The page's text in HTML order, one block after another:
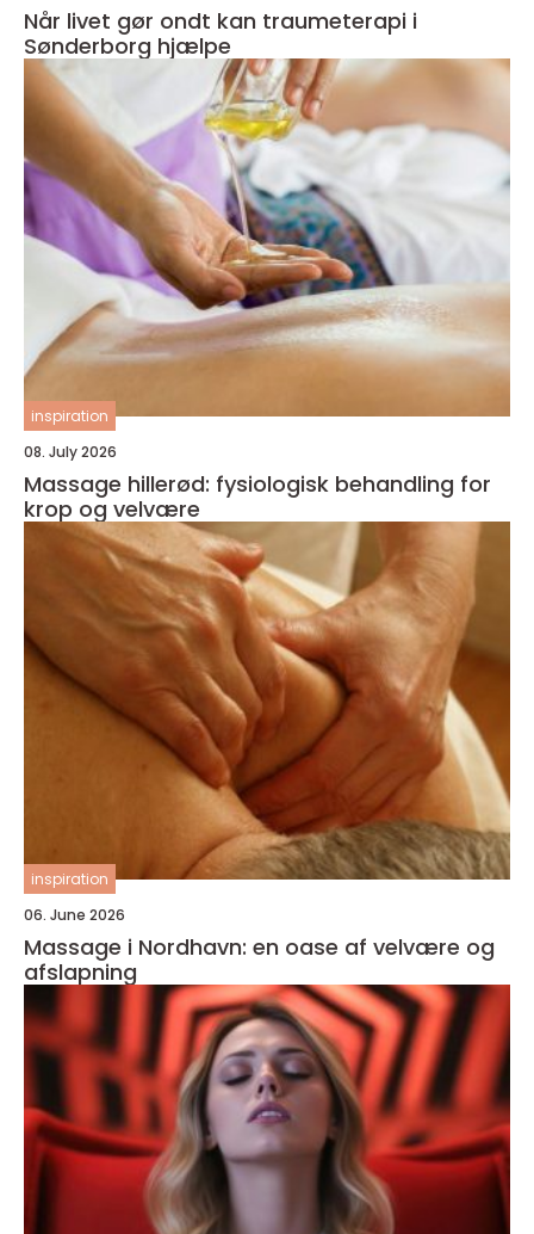
Når livet gør ondt kan traumeterapi i
Sønderborg hjælpe
inspiration
08. July 2026
Massage hillerød: fysiologisk behandling for
krop og velvære
inspiration
06. June 2026
Massage i Nordhavn: en oase af velvære og
afslapning